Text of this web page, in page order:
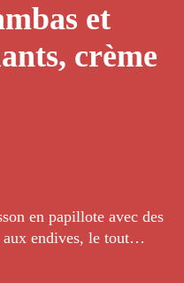
et
crème
en papillote avec des
aux endives, le tout